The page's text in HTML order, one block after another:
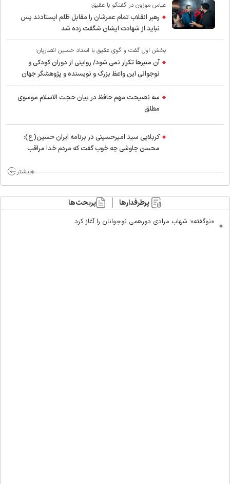
عباس موزون در گفتگو با عقیق:
رهبر انقلاب تمام عمرشان را مقابل ظلم ایستادند پس
نباید از شهادت ایشان شگفت زده شد
بخش اول گفت و گوی عقیق با استاد حسین انصاریان:
آن منبرها تکرار نمی شود/ روایتی از دوران کودکی و
نوجوانی این واعظ بزرگ و نویسنده و پژوهشگر جهان
اسلام
سه نصیحت مهم حافظ در بیان حجت الاسلام موسوی
مطلق
کربلایی سید امیر‌حسینی در برنامه ایران حسین(ع):
محسن چاوشی چه خوب گفت که مردم خدا مراقب
بیشتر
پرطرفدارها پربحث‌ها
«نوگفته»؛ شهاب مرادی دورهمی نوجوانان را آغاز کرد